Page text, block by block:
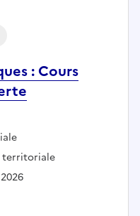
: Cours
territoriale